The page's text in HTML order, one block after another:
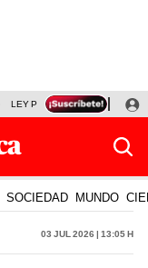
LEY PULPÍN PRECIO DEL
SOCIEDAD MUNDO
03 Jul 2026 | 13:05 h